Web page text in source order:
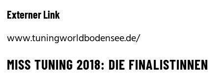
Externer Link
www.tuningworldbodensee.de/
MISS TUNING 2018: DIE FINALISTINNEN